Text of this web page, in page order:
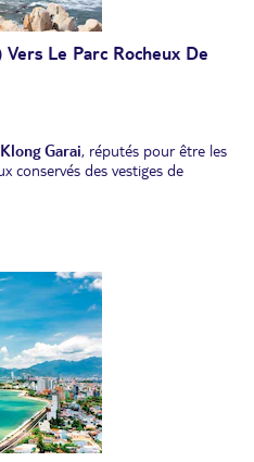
Le Parc Rocheux De
Garai, réputés pour être les
conservés des vestiges de
grandiose et préservé où
sculptées par le temps depuis
diversité de formes